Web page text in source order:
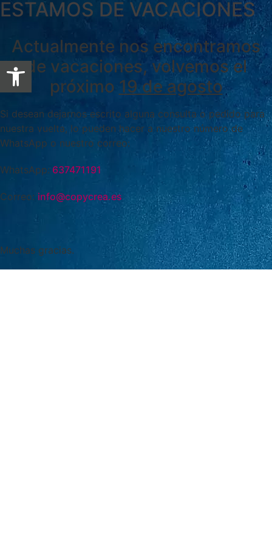
ESTAMOS DE VACACIONES
Actualmente nos encontramos
de vacaciones, volvemos el
próximo 19 de agosto
Si desean dejarnos escrito alguna consulta o pedido para
nuestra vuelta, lo pueden hacer a nuestro número de
WhatsApp o nuestro correo:
WhatsApp: 637471191
Correo: info@copycrea.es
Muchas gracias.
Abrir barra de herramientas